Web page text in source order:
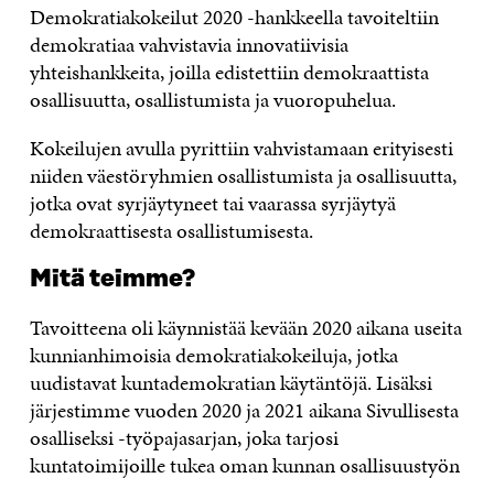
Demokratiakokeilut 2020 -hankkeella tavoiteltiin
demokratiaa vahvista­via innovatiivisia
yhteishankkeita, joilla edistettiin demokraattista
osallisuutta, osallistumista ja vuoropuhelua.
Kokeilujen avulla pyrittiin vahvistamaan erityisesti
niiden väestöryhmien osallistumista ja osallisuutta,
jotka ovat syrjäytyneet tai vaarassa syrjäytyä
demokraattisesta osallistumisesta.
Mitä teimme?
Tavoitteena oli käynnistää kevään 2020 aikana useita
kunnianhimoisia demokratiakokeiluja, jotka
uudistavat kuntademokratian käytäntöjä. Lisäksi
järjestimme vuoden 2020 ja 2021 aikana Sivullisesta
osalliseksi -työpajasarjan, joka tarjosi
kuntatoimijoille tukea oman kunnan osallisuustyön